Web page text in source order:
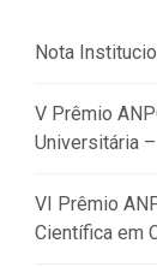
Nota
V Prêmio
Universitária
VI Prêmio
Científica em